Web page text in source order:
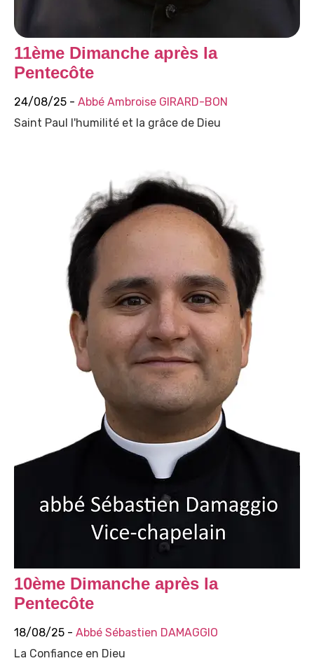
11ème Dimanche après la
Pentecôte
24/08/25 - Abbé Ambroise GIRARD-BON
Saint Paul l'humilité et la grâce de Dieu
10ème Dimanche après la
Pentecôte
18/08/25 - Abbé Sébastien DAMAGGIO
La Confiance en Dieu